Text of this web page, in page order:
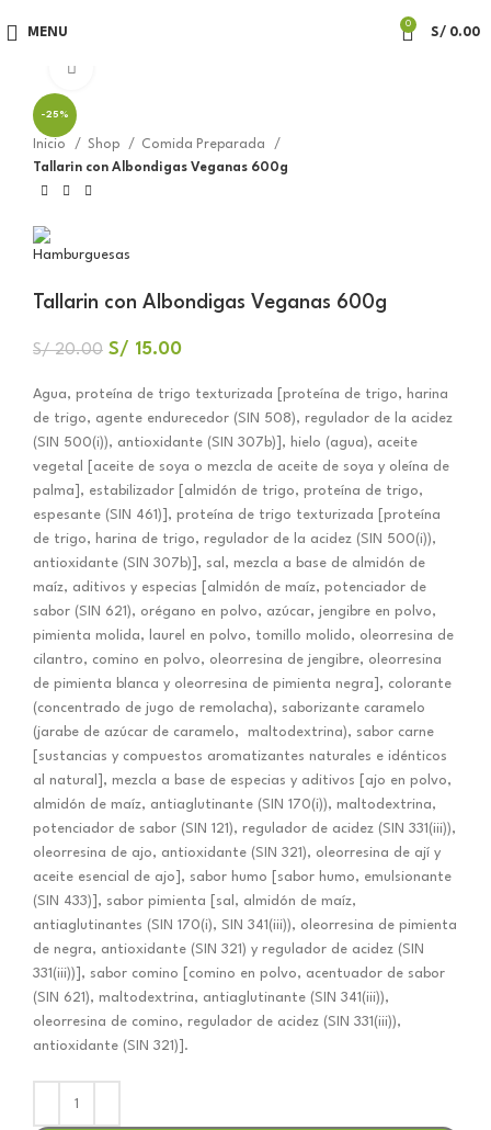
MENU
0
S/ 0.00
-25%
Inicio Shop
Comida Preparada
Tallarin con Albondigas Veganas 600g
Tallarin con Albondigas Veganas 600g
S/20.00 S/ 15.00
Agua, proteína de trigo texturizada [proteína de trigo, harina
de trigo, agente endurecedor (SIN 508), regulador de la acidez
(SIN 500(i)), antioxidante (SIN 307b)], hielo (agua), aceite
vegetal [aceite de soya o mezcla de aceite de soya y oleína de
palma], estabilizador [almidón de trigo, proteína de trigo,
espesante (SIN 461)], proteína de trigo texturizada [proteína
de trigo, harina de trigo, regulador de la acidez (SIN 500(i)),
antioxidante (SIN 307b)], sal, mezcla a base de almidón de
maíz, aditivos y especias [almidón de maíz, potenciador de
sabor (SIN 621), orégano en polvo, azúcar, jengibre en polvo,
pimienta molida, laurel en polvo, tomillo molido, oleorresina de
cilantro, comino en polvo, oleorresina de jengibre, oleorresina
de pimienta blanca y oleorresina de pimienta negra], colorante
(concentrado de jugo de remolacha), saborizante caramelo
(jarabe de azúcar de caramelo, maltodextrina), sabor carne
[sustancias y compuestos aromatizantes naturales e idénticos
al natural], mezcla a base de especias y aditivos [ajo en polvo,
almidón de maíz, antiaglutinante (SIN 170(i)), maltodextrina,
potenciador de sabor (SIN 121), regulador de acidez (SIN 331(iii)),
oleorresina de ajo, antioxidante (SIN 321), oleorresina de ají y
aceite esencial de ajo], sabor humo [sabor humo, emulsionante
(SIN 433)], sabor pimienta [sal, almidón de maíz,
antiaglutinantes (SIN 170(i), SIN 341(iii)), oleorresina de pimienta
de negra, antioxidante (SIN 321) y regulador de acidez (SIN
331(iii))], sabor comino [comino en polvo, acentuador de sabor
(SIN 621), maltodextrina, antiaglutinante (SIN 341(iii)),
oleorresina de comino, regulador de acidez (SIN 331(iii)),
antioxidante (SIN 321)].